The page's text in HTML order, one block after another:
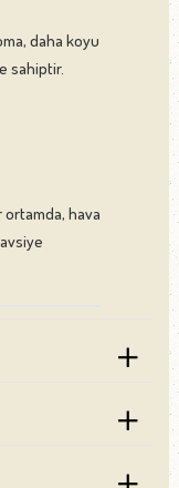
daha koyu
sahiptir.
ortamda, hava